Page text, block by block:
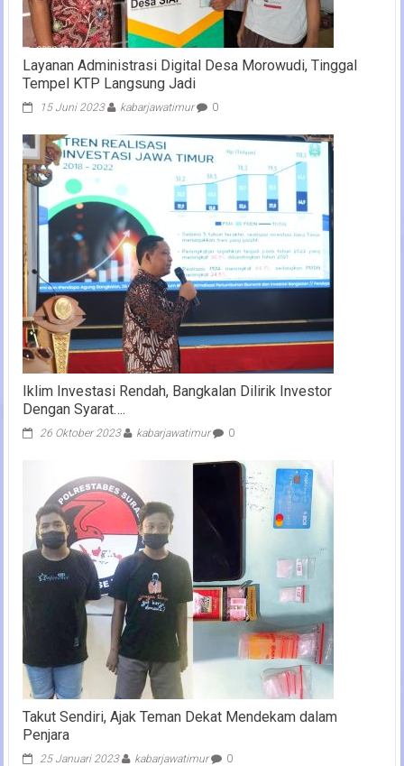
Layanan Administrasi Digital Desa Morowudi, Tinggal
Tempel KTP Langsung Jadi
15 Juni 2023 kabarjawatimur 0
Iklim Investasi Rendah, Bangkalan Dilirik Investor
Dengan Syarat….
26 Oktober 2023 kabarjawatimur 0
Takut Sendiri, Ajak Teman Dekat Mendekam dalam
Penjara
25 Januari 2023 kabarjawatimur 0